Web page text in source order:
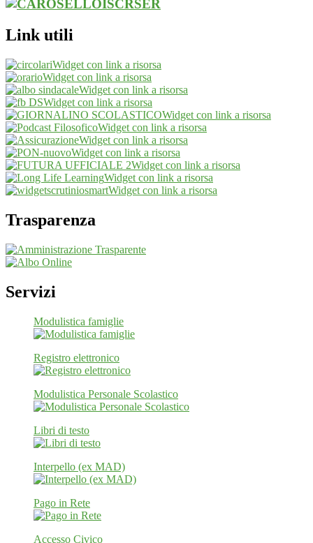
Link utili
Widget con link a risorsa
Widget con link a risorsa
Widget con link a risorsa
Widget con link a risorsa
Widget con link a risorsa
Widget con link a risorsa
Widget con link a risorsa
Widget con link a risorsa
Widget con link a risorsa
Widget con link a risorsa
Widget con link a risorsa
Trasparenza
Servizi
Modulistica famiglie
Registro elettronico
Modulistica Personale Scolastico
Libri di testo
Interpello (ex MAD)
Pago in Rete
Accesso Civico